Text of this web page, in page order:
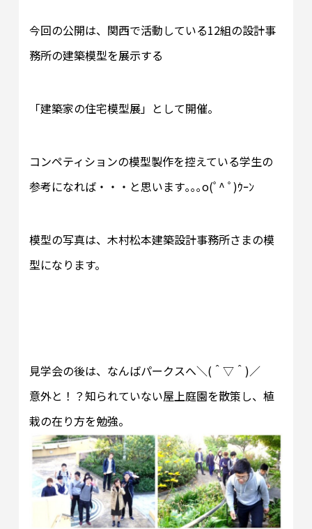
今回の公開は、関西で活動している12組の設計事
務所の建築模型を展示する
「建築家の住宅模型展」として開催。
コンペティションの模型製作を控えている学生の
参考になれば・・・と思います｡｡｡o(ﾟ^ ﾟ)ｳｰﾝ
模型の写真は、木村松本建築設計事務所さまの模
型になります。
見学会の後は、なんばパークスへ＼(＾▽＾)／
意外と！？知られていない屋上庭園を散策し、植
栽の在り方を勉強。